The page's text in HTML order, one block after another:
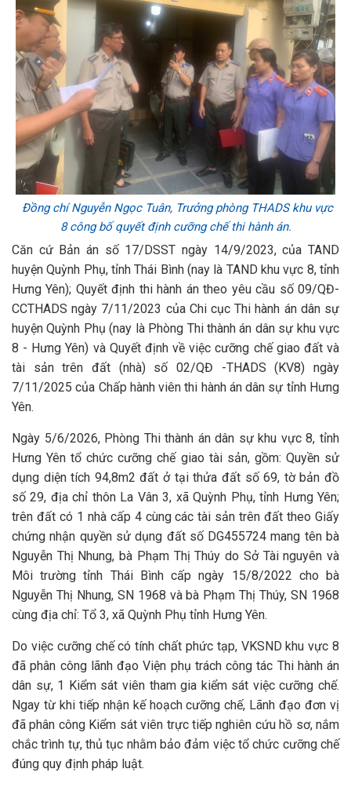
Đồng chí Nguyễn Ngọc Tuân, Trưởng phòng THADS khu vực
8 công bố quyết định cưỡng chế thi hành án.
Căn cứ Bản án số 17/DSST ngày 14/9/2023, của TAND
huyện Quỳnh Phụ, tỉnh Thái Bình (nay là TAND khu vực 8, tỉnh
Hưng Yên); Quyết định thi hành án theo yêu cầu số 09/QĐ-
CCTHADS ngày 7/11/2023 của Chi cục Thi hành án dân sự
huyện Quỳnh Phụ (nay là Phòng Thi thành án dân sự khu vực
8 - Hưng Yên) và Quyết định về việc cưỡng chế giao đất và
tài sản trên đất (nhà) số 02/QĐ -THADS (KV8) ngày
7/11/2025 của Chấp hành viên thi hành án dân sự tỉnh Hưng
Yên.
Ngày 5/6/2026, Phòng Thi thành án dân sự khu vực 8, tỉnh
Hưng Yên tổ chức cưỡng chế giao tài sản, gồm: Quyền sử
dụng diện tích 94,8m2 đất ở tại thửa đất số 69, tờ bản đồ
số 29, địa chỉ thôn La Vân 3, xã Quỳnh Phụ, tỉnh Hưng Yên;
trên đất có 1 nhà cấp 4 cùng các tài sản trên đất theo Giấy
chứng nhận quyền sử dụng đất số DG455724 mang tên bà
Nguyễn Thị Nhung, bà Phạm Thị Thúy do Sở Tài nguyên và
Môi trường tỉnh Thái Bình cấp ngày 15/8/2022 cho bà
Nguyễn Thị Nhung, SN 1968 và bà Phạm Thị Thúy, SN 1968
cùng địa chỉ: Tổ 3, xã Quỳnh Phụ tỉnh Hưng Yên.
Do việc cưỡng chế có tính chất phức tạp, VKSND khu vực 8
đã phân công lãnh đạo Viện phụ trách công tác Thi hành án
dân sự, 1 Kiểm sát viên tham gia kiểm sát việc cưỡng chế.
Ngay từ khi tiếp nhận kế hoạch cưỡng chế, Lãnh đạo đơn vị
đã phân công Kiểm sát viên trực tiếp nghiên cứu hồ sơ, nắm
chắc trình tự, thủ tục nhằm bảo đảm việc tổ chức cưỡng chế
đúng quy định pháp luật.